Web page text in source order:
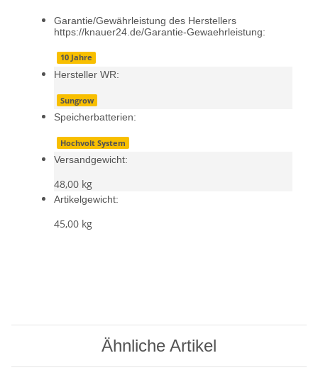
Garantie/Gewährleistung des Herstellers
https://knauer24.de/Garantie-Gewaehrleistung:
10 Jahre
Hersteller WR:
Sungrow
Speicherbatterien:
Hochvolt System
Versandgewicht:
48,00 kg
Artikelgewicht:
45,00 kg
Ähnliche Artikel